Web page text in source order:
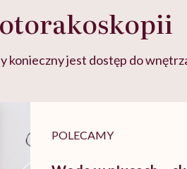
jest dostęp do
POLECAMY